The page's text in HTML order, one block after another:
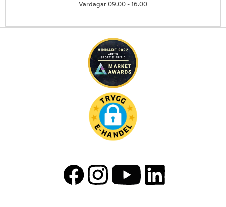
Vardagar 09.00 - 16.00